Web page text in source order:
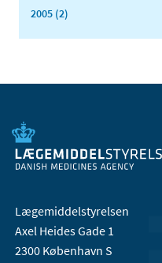
2005 (2)
Lægemiddelstyrelsen
Axel Heides Gade 1
2300 København S